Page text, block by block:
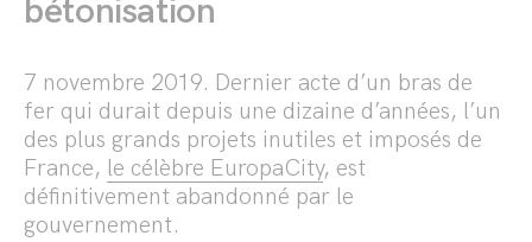
bétonisation
7 novembre 2019. Dernier acte d’un bras de
fer qui durait depuis une dizaine d’années, l’un
des plus grands projets inutiles et imposés de
France, le célèbre EuropaCity, est
définitivement abandonné par le
gouvernement.